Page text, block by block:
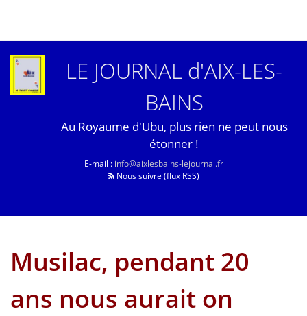
LE JOURNAL d'AIX-LES-
BAINS
Au Royaume d'Ubu, plus rien ne peut nous
étonner !
E-mail : info@aixlesbains-lejournal.fr
Nous suivre (flux RSS)
Musilac, pendant 20
ans nous aurait on